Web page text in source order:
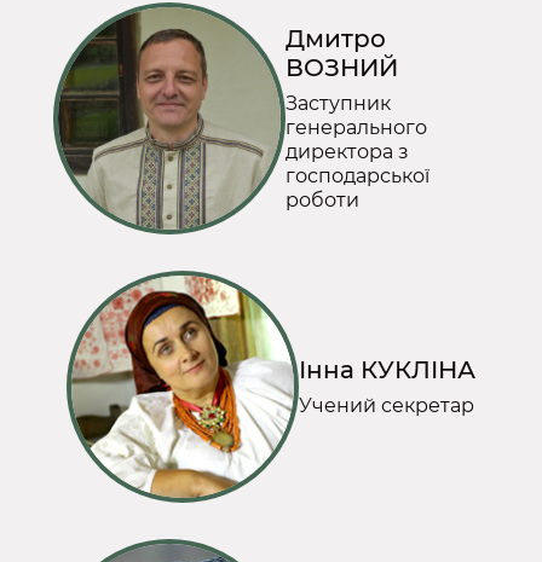
Дмитро
ВОЗНИЙ
Заступник
генерального
директора з
господарської
роботи
Інна КУКЛІНА
Учений секретар